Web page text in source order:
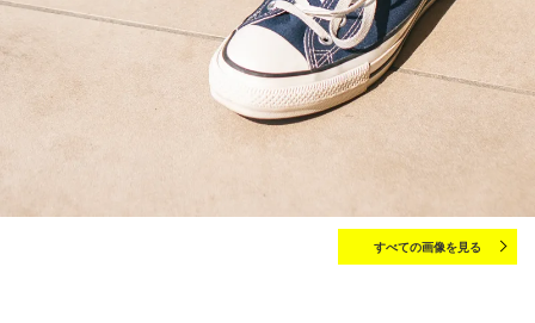
すべての画像を見る